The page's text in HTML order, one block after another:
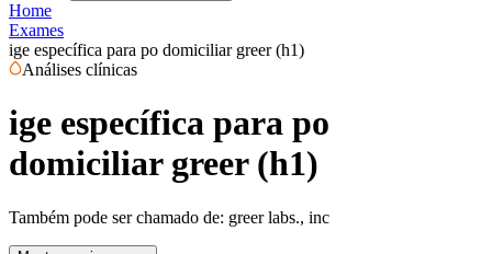
Home
Exames
ige específica para po domiciliar greer (h1)
Análises clínicas
ige específica para po
domiciliar greer (h1)
Também pode ser chamado de: greer labs., inc